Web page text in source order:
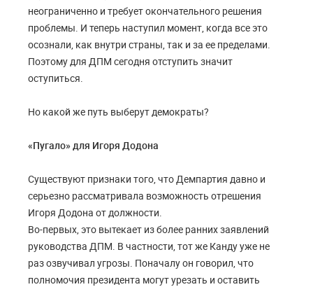
неограниченно и требует окончательного решения
проблемы. И теперь наступил момент, когда все это
осознали, как внутри страны, так и за ее пределами.
Поэтому для ДПМ сегодня отступить значит
оступиться.
Но какой же путь выберут демократы?
«Пугало» для Игоря Додона
Существуют признаки того, что Демпартия давно и
серьезно рассматривала возможность отрешения
Игоря Додона от должности.
Во-первых, это вытекает из более ранних заявлений
руководства ДПМ. В частности, тот же Канду уже не
раз озвучивал угрозы. Поначалу он говорил, что
полномочия президента могут урезать и оставить